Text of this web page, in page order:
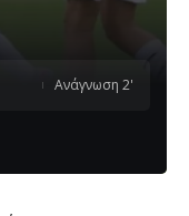
Ανάγνωση 2'